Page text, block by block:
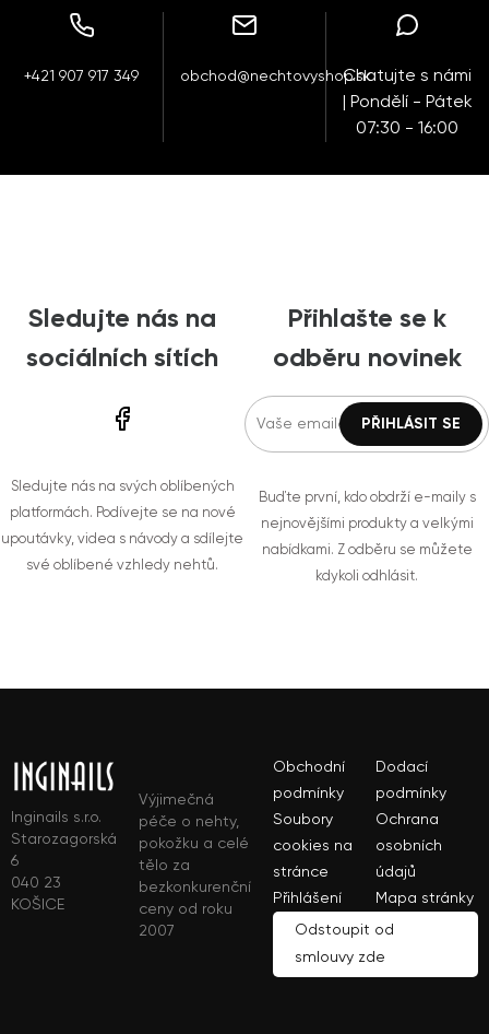
+421 907 917 349 obchod@nechtovyshop.skChatujte s námi
| Pondělí - Pátek
07:30 - 16:00
Sledujte nás na
sociálních sítích
Sledujte nás na svých oblíbených
platformách. Podívejte se na nové
upoutávky, videa s návody a sdílejte
své oblíbené vzhledy nehtů.
Přihlašte se k
odběru novinek
Buďte první, kdo obdrží e-maily s
nejnovějšími produkty a velkými
nabídkami. Z odběru se můžete
kdykoli odhlásit.
Inginails s.r.o.
Starozagorská
6
040 23
KOŠICE
Výjimečná
péče o nehty,
pokožku a celé
tělo za
bezkonkurenční
ceny od roku
2007
Obchodní
podmínky
Dodací
podmínky
Soubory
cookies na
stránce
Ochrana
osobních
údajů
Přihlášení
Mapa stránky
Odstoupit od
smlouvy zde